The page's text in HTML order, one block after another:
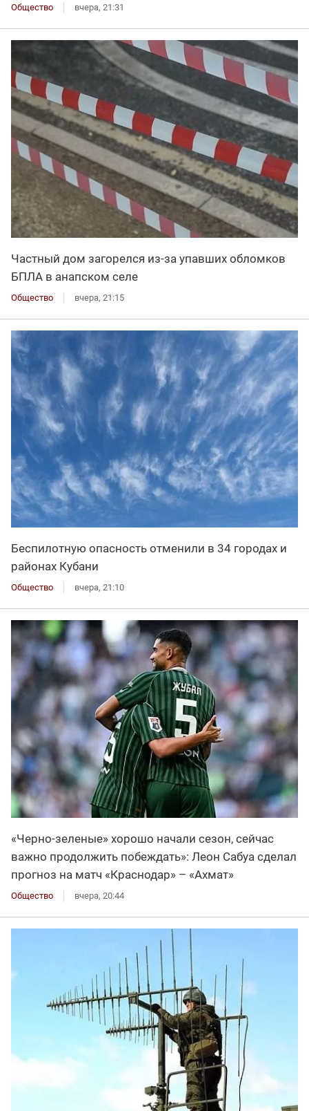
Общество вчера, 21:31
Частный дом загорелся из-за упавших обломков
БПЛА в анапском селе
Общество вчера, 21:15
Беспилотную опасность отменили в 34 городах и
районах Кубани
Общество вчера, 21:10
«Черно-зеленые» хорошо начали сезон, сейчас
важно продолжить побеждать»: Леон Сабуа сделал
прогноз на матч «Краснодар» – «Ахмат»
Общество вчера, 20:44